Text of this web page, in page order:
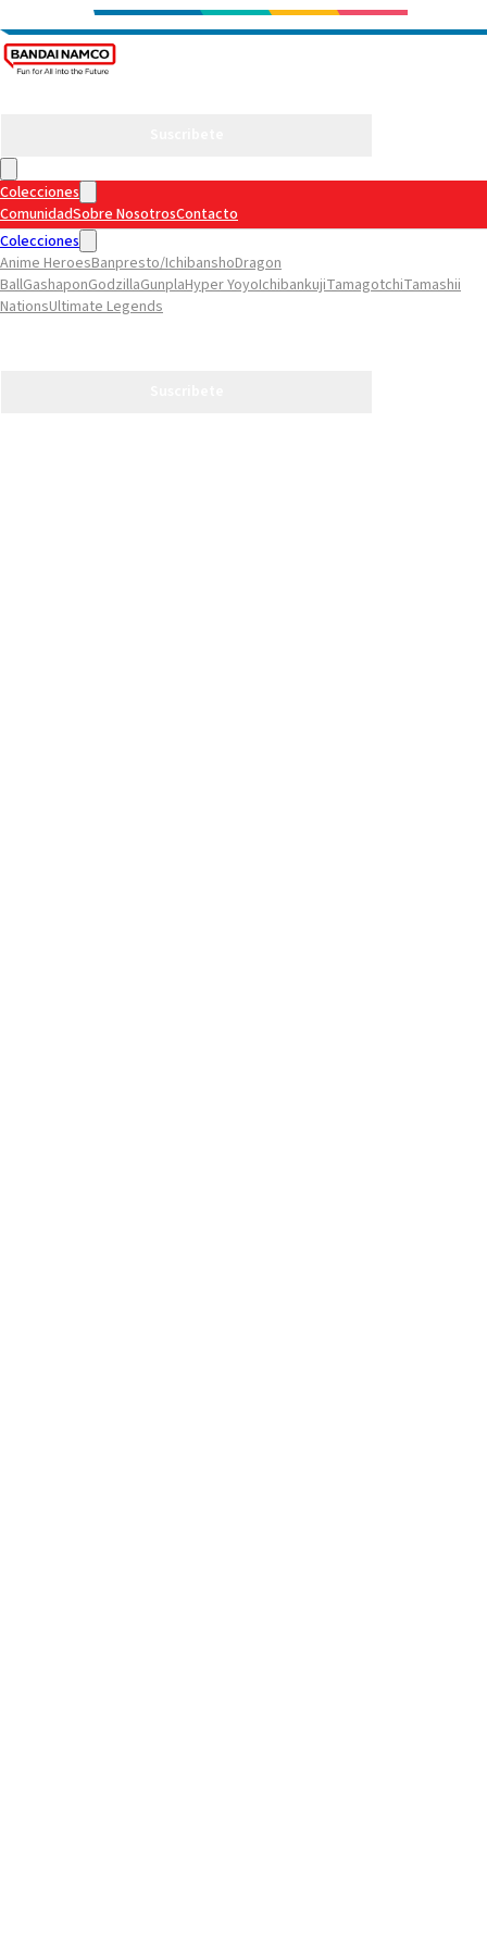
Colecciones
ComunidadSobre NosotrosContacto
Colecciones
Anime HeroesBanpresto/IchibanshoDragon
BallGashaponGodzillaGunplaHyper YoyoIchibankujiTamagotchiTamashii
NationsUltimate Legends